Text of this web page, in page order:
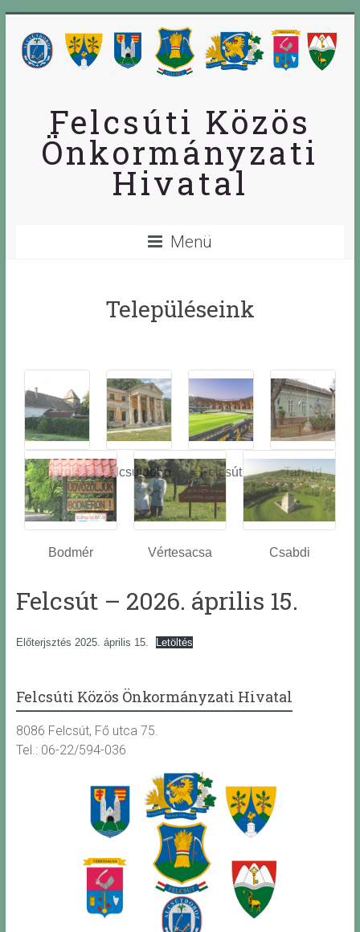
Felcsúti Közös
Önkormányzati
Hivatal
Menü
Településeink
Óbarok
Alcsútdobo
z
Felcsút Tabajd
Bodmér Vértesacsa Csabdi
Felcsút – 2026. április 15.
Előterjsztés 2025. április 15. Letöltés
Felcsúti Közös Önkormányzati Hivatal
8086 Felcsút, Fő utca 75.
Tel.: 06-22/594-036